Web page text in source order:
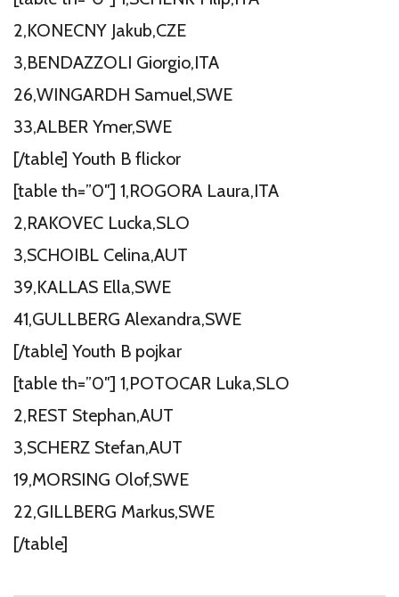
2,KONECNY Jakub,CZE
3,BENDAZZOLI Giorgio,ITA
26,WINGARDH Samuel,SWE
33,ALBER Ymer,SWE
[/table] Youth B flickor
[table th=”0″] 1,ROGORA Laura,ITA
2,RAKOVEC Lucka,SLO
3,SCHOIBL Celina,AUT
39,KALLAS Ella,SWE
41,GULLBERG Alexandra,SWE
[/table] Youth B pojkar
[table th=”0″] 1,POTOCAR Luka,SLO
2,REST Stephan,AUT
3,SCHERZ Stefan,AUT
19,MORSING Olof,SWE
22,GILLBERG Markus,SWE
[/table]